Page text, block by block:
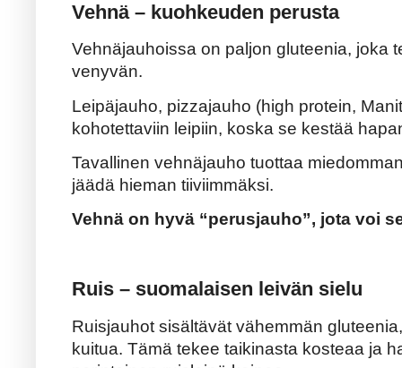
Vehnä – kuohkeuden perusta
Vehnäjauhoissa on paljon gluteenia, joka
venyvän.
Leipäjauho, pizzajauho (high protein,
kohotettaviin leipiin, koska se kestää
Tavallinen vehnäjauho tuottaa
jäädä hieman tiiviimmäksi.
Vehnä on hyvä “perusjauho”, jota voi
Ruis – suomalaisen leivän sielu
Ruisjauhot sisältävät vähemmän
kuitua. Tämä tekee taikinasta kosteaa ja